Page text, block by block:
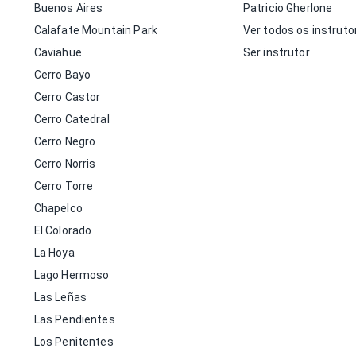
Buenos Aires
Calafate Mountain Park
Caviahue
Cerro Bayo
Cerro Castor
Cerro Catedral
Cerro Negro
Cerro Norris
Cerro Torre
Chapelco
El Colorado
La Hoya
Lago Hermoso
Las Leñas
Las Pendientes
Los Penitentes
Patricio Gherlone
Ver todos os
Ser instrutor